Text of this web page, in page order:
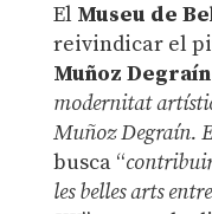
El Museu de
reivindicar el
Muñoz Degraín
modernitat
Muñoz Degraín.
busca “
les belles arts